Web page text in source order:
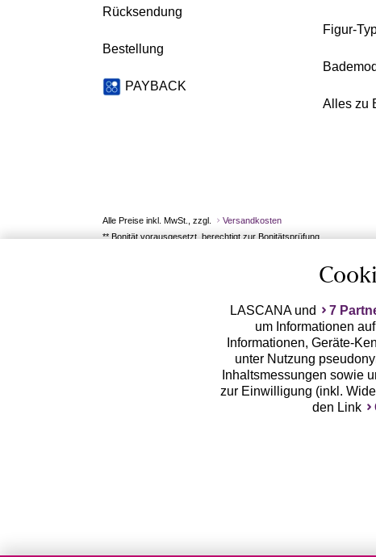
Rücksendung
Bestellung
PAYBACK
Figur-
Alles zu
Alle Preise inkl. MwSt., zzgl.
Versandkosten
** Bonität vorausgesetzt, berechtigt zur Bonitätsprüfung
LASCANA und 7
um Informationen
Informationen, Geräte-
unter Nutzung
Inhaltsmessungen sowie
zur Einwilligung (inkl.
den Link
LASCANA arbeitet mit
von uns übermittelten
Erhebung der